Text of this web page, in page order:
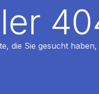
die Sie gesucht